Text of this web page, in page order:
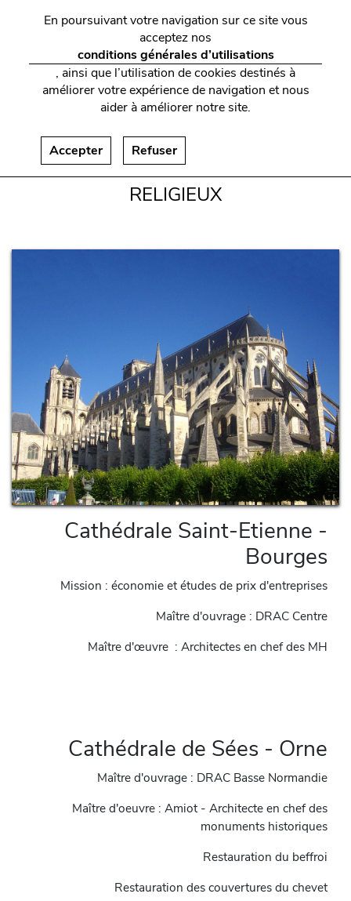
En poursuivant votre navigation sur ce site vous
acceptez nos
conditions générales d’utilisations
, ainsi que l’utilisation de cookies destinés à
améliorer votre expérience de navigation et nous
aider à améliorer notre site.
Accepter Refuser
ET ÉDIFICES
RELIGIEUX
Cathédrale Saint-Etienne -
Bourges
Mission : économie et études de prix d'entreprises
Maître d'ouvrage : DRAC Centre
Maître d'œuvre : Architectes en chef des MH
Cathédrale de Sées - Orne
Maître d'ouvrage : DRAC Basse Normandie
Maître d'oeuvre : Amiot - Architecte en chef des
monuments historiques
Restauration du beffroi
Restauration des couvertures du chevet